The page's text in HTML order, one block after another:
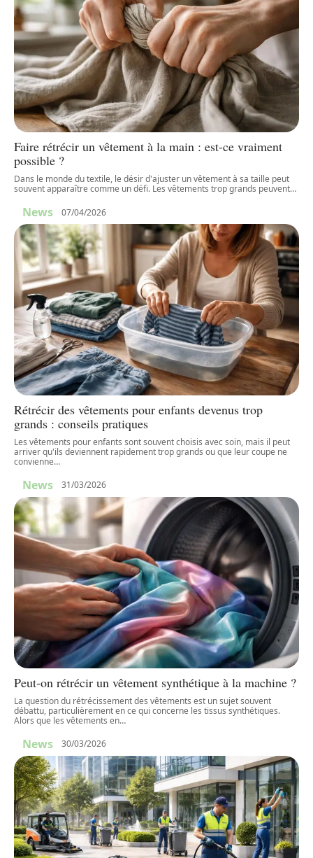
Faire rétrécir un vêtement à la main : est-ce vraiment
possible ?
Dans le monde du textile, le désir d'ajuster un vêtement à sa taille peut
souvent apparaître comme un défi. Les vêtements trop grands peuvent…
News 07/04/2026
Rétrécir des vêtements pour enfants devenus trop
grands : conseils pratiques
Les vêtements pour enfants sont souvent choisis avec soin, mais il peut
arriver qu'ils deviennent rapidement trop grands ou que leur coupe ne
convienne…
News 31/03/2026
Peut-on rétrécir un vêtement synthétique à la machine ?
La question du rétrécissement des vêtements est un sujet souvent
débattu, particulièrement en ce qui concerne les tissus synthétiques.
Alors que les vêtements en…
News 30/03/2026